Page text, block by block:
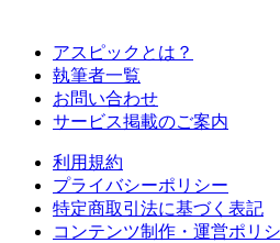
アスピックとは？
執筆者一覧
お問い合わせ
サービス掲載のご案内
利用規約
プライバシーポリシー
特定商取引法に基づく表記
コンテンツ制作・運営ポリ